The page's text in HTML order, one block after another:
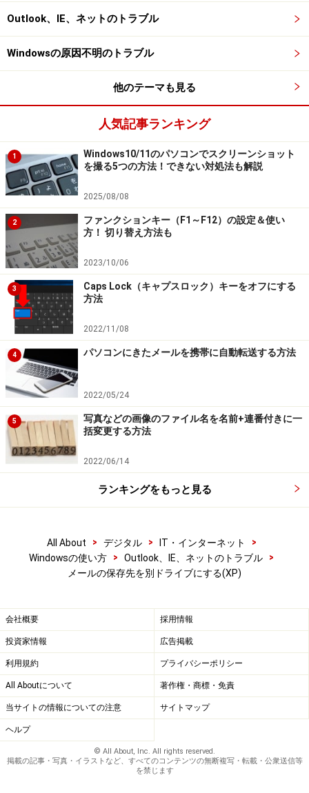
Outlook、IE、ネットのトラブル
Windowsの原因不明のトラブル
他のテーマも見る
人気記事ランキング
1
Windows10/11のパソコンでスクリーンショット
を撮る5つの方法！できない対処法も解説
2025/08/08
2
ファンクションキー（F1～F12）の設定＆使い
方！ 切り替え方法も
2023/10/06
3
Caps Lock（キャプスロック）キーをオフにする
方法
2022/11/08
4 パソコンにきたメールを携帯に自動転送する方法
2022/05/24
5
写真などの画像のファイル名を名前+連番付きに一
括変更する方法
2022/06/14
ランキングをもっと見る
All About > デジタル > IT・インターネット
>
Windowsの使い方
> Outlook、IE、ネットのトラブル
>
メールの保存先を別ドライブにする(XP)
会社概要 採用情報
投資家情報 広告掲載
利用規約 プライバシーポリシー
All Aboutについて 著作権・商標・免責
当サイトの情報についての注意 サイトマップ
ヘルプ
© All About, Inc. All rights reserved.
掲載の記事・写真・イラストなど、すべてのコンテンツの無断複写・転載・公衆送信等
を禁じます